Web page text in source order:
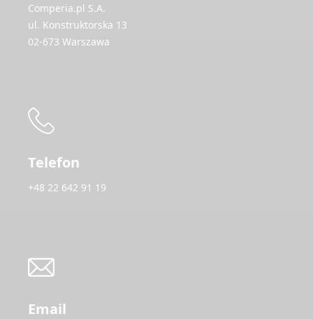
Comperia.pl S.A.
ul. Konstruktorska 13
02-673 Warszawa
Telefon
+48 22 642 91 19
Email